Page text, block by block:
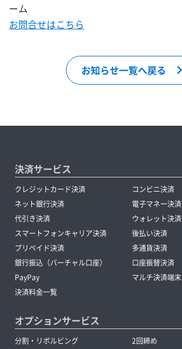
ーム
お問合せはこちら
お知らせ一覧へ戻る
決済サービス
クレジットカード決済
コンビニ決済
ネット銀行決済
電子マネー決済
代引き決済
ウォレット決済
スマートフォンキャリア決済
後払い決済
プリペイド決済
多通貨決済
銀行振込（バーチャル口座）
口座振替決済
PayPay
マルチ決済端末
決済料金一覧
オプションサービス
分割・リボルビング
2回締め